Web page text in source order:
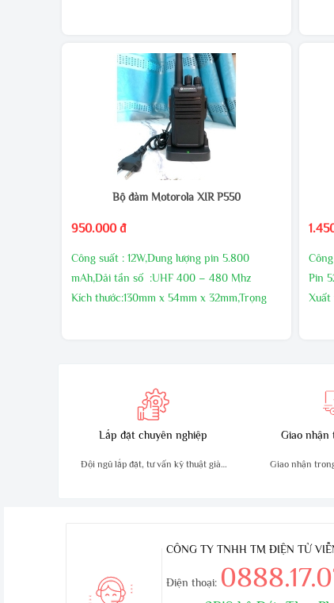
MUA SỐ LƯỢNG CHIẾT KHẤU CAO
GIAO HÀNG MIỄN PHÍ
KHUYẾN MÃI THƯỜNG XUYÊN
LIÊN HÊ TRỰC TIẾP ĐỂ CÓ GIÁ ƯU ĐÃI
Bộ đàm Motorola XIR P550
950.000 đ
Công suất : 12W,Dung lượng pin 5.800
mAh,Dải tần số :UHF 400 – 480 Mhz
Kích thước:130mm x 54mm x 32mm,Trọng
Pin
Xuất
Lắp đặt chuyên nghiệp
Đội ngũ lắp đặt, tư vấn kỹ thuật giàu
Giao nhận
Giao nhận
CÔNG TY TNHH TM ĐIỆN TỬ
Điện thoại: